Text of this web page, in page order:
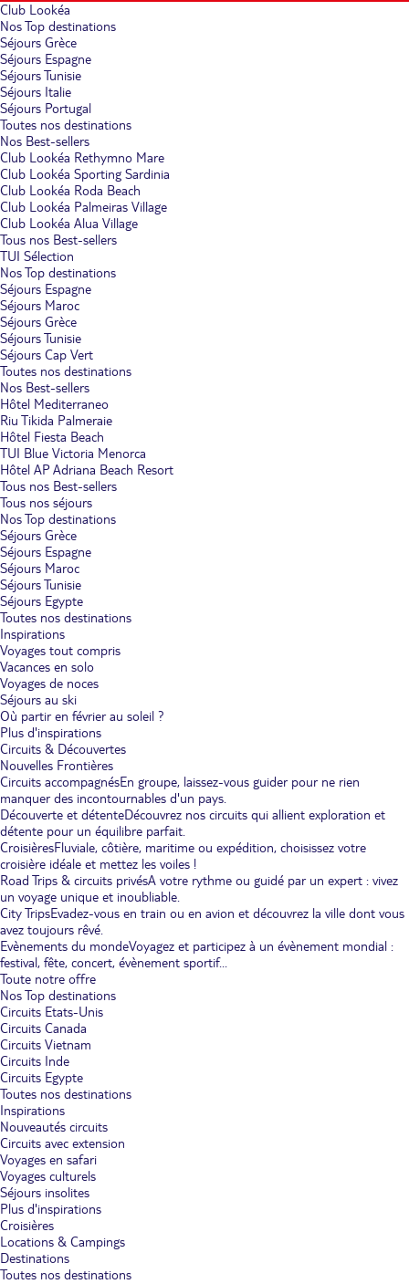
Club Lookéa
Nos Top destinations
Séjours Grèce
Séjours Espagne
Séjours Tunisie
Séjours Italie
Séjours Portugal
Toutes nos destinations
Nos Best-sellers
Club Lookéa Rethymno Mare
Club Lookéa Sporting Sardinia
Club Lookéa Roda Beach
Club Lookéa Palmeiras Village
Club Lookéa Alua Village
Tous nos Best-sellers
TUI Sélection
Nos Top destinations
Séjours Espagne
Séjours Maroc
Séjours Grèce
Séjours Tunisie
Séjours Cap Vert
Toutes nos destinations
Nos Best-sellers
Hôtel Mediterraneo
Riu Tikida Palmeraie
Hôtel Fiesta Beach
TUI Blue Victoria Menorca
Hôtel AP Adriana Beach Resort
Tous nos Best-sellers
Tous nos séjours
Nos Top destinations
Séjours Grèce
Séjours Espagne
Séjours Maroc
Séjours Tunisie
Séjours Egypte
Toutes nos destinations
Inspirations
Voyages tout compris
Vacances en solo
Voyages de noces
Séjours au ski
Où partir en février au soleil ?
Plus d'inspirations
Circuits & Découvertes
Nouvelles Frontières
Circuits accompagnésEn groupe, laissez-vous guider pour ne rien
manquer des incontournables d'un pays.
Découverte et détenteDécouvrez nos circuits qui allient exploration et
détente pour un équilibre parfait.
CroisièresFluviale, côtière, maritime ou expédition, choisissez votre
croisière idéale et mettez les voiles !
Road Trips & circuits privésA votre rythme ou guidé par un expert : vivez
un voyage unique et inoubliable.
City TripsEvadez-vous en train ou en avion et découvrez la ville dont vous
avez toujours rêvé.
Evènements du mondeVoyagez et participez à un évènement mondial :
festival, fête, concert, évènement sportif...
Toute notre offre
Nos Top destinations
Circuits Etats-Unis
Circuits Canada
Circuits Vietnam
Circuits Inde
Circuits Egypte
Toutes nos destinations
Inspirations
Nouveautés circuits
Circuits avec extension
Voyages en safari
Voyages culturels
Séjours insolites
Plus d'inspirations
Croisières
Locations & Campings
Destinations
Toutes nos destinations